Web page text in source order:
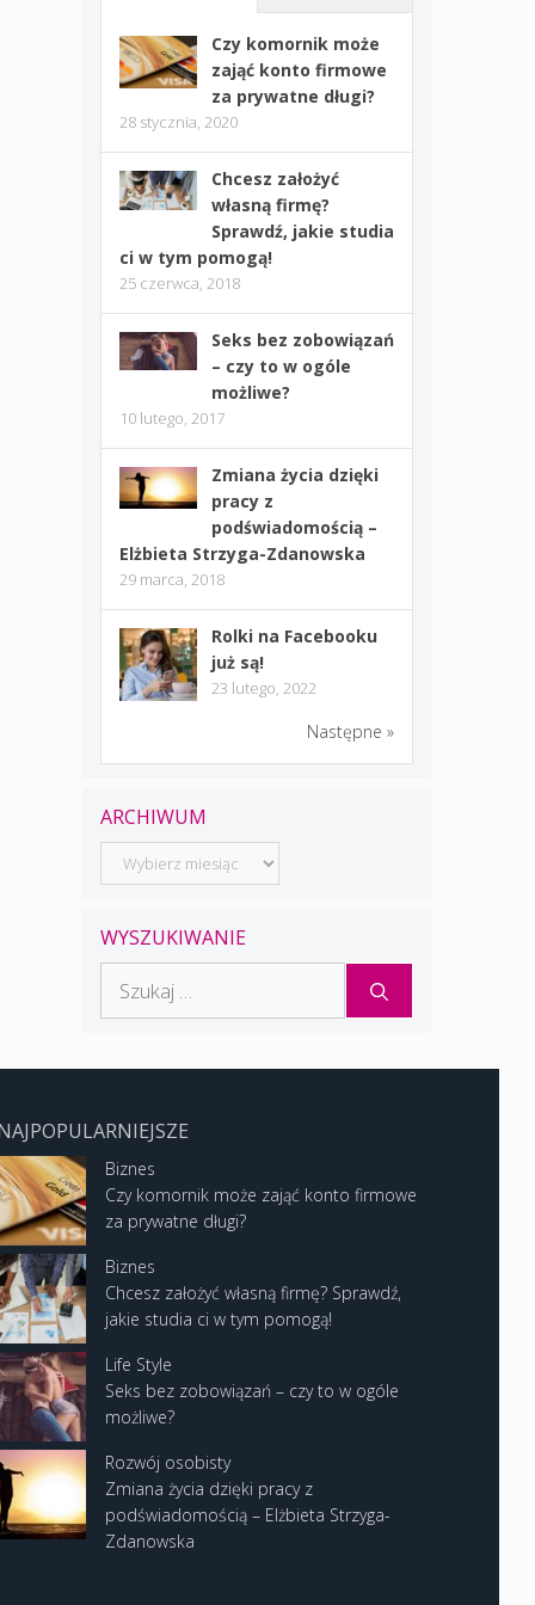
Czy komornik może
zająć konto firmowe
za prywatne długi?
28 stycznia, 2020
Chcesz założyć
własną firmę?
Sprawdź, jakie studia
ci w tym pomogą!
25 czerwca, 2018
Seks bez zobowiązań
– czy to w ogóle
możliwe?
10 lutego, 2017
Zmiana życia dzięki
pracy z
podświadomością –
Elżbieta Strzyga-Zdanowska
29 marca, 2018
Rolki na Facebooku
już są!
23 lutego, 2022
Następne »
ARCHIWUM
Archiwum
WYSZUKIWANIE
Biznes
Czy komornik może zająć konto firmowe
za prywatne długi?
Biznes
Chcesz założyć własną firmę? Sprawdź,
jakie studia ci w tym pomogą!
Life Style
Seks bez zobowiązań – czy to w ogóle
możliwe?
Rozwój osobisty
Zmiana życia dzięki pracy z
podświadomością – Elżbieta Strzyga-
Zdanowska